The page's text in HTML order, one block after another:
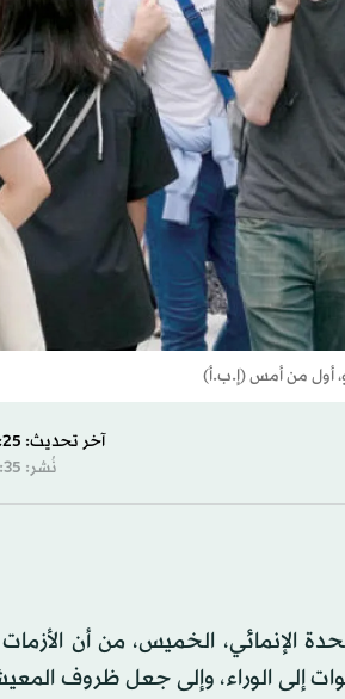
أول من أمس (إ.ب.أ)
آخر تحديث: 23:25-8 سبتمبر 2022 م ـ 12 صفَر 1444 هـ
نُشر: 22:35-8 سبتمبر 2022 م ـ 12 صفَر 1444 هـ
الإنمائي، الخميس، من أن